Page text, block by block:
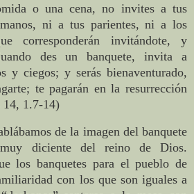
o una cena, no invites a tus
ni a tus parientes, ni a los
corresponderán invitándote, y
des un banquete, invita a
y ciegos; y serás bienaventurado,
te pagarán en la resurrección
14, 1.7-14)
de la imagen del banquete
diciente del reino de Dios.
los banquetes para el pueblo de
con los que son iguales a